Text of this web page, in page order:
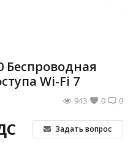
Беспроводная
Wi-Fi 7
0
0
943
Задать вопрос